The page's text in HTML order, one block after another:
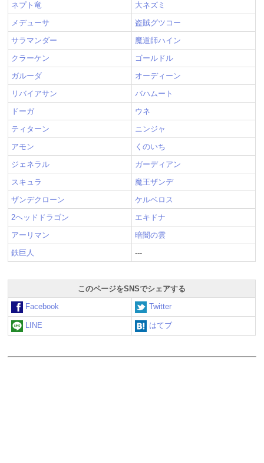
ネプト竜
大ネズミ
メデューサ
盗賊グツコー
サラマンダー
魔道師ハイン
クラーケン
ゴールドル
ガルーダ
オーディーン
リバイアサン
バハムート
ドーガ
ウネ
ティターン
ニンジャ
アモン
くのいち
ジェネラル
ガーディアン
スキュラ
魔王ザンデ
ザンデクローン
ケルベロス
2ヘッドドラゴン
エキドナ
アーリマン
暗闇の雲
鉄巨人
---
このページをSNSでシェアする
Facebook
Twitter
LINE はてブ